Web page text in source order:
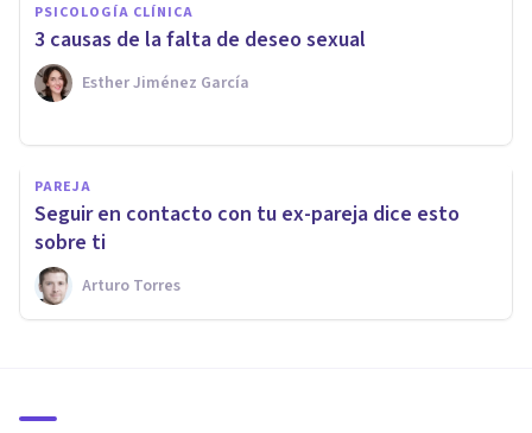
PSICOLOGÍA CLÍNICA
3 causas de la falta de deseo sexual
Esther Jiménez García
PAREJA
Seguir en contacto con tu ex-pareja dice esto
sobre ti
Arturo Torres